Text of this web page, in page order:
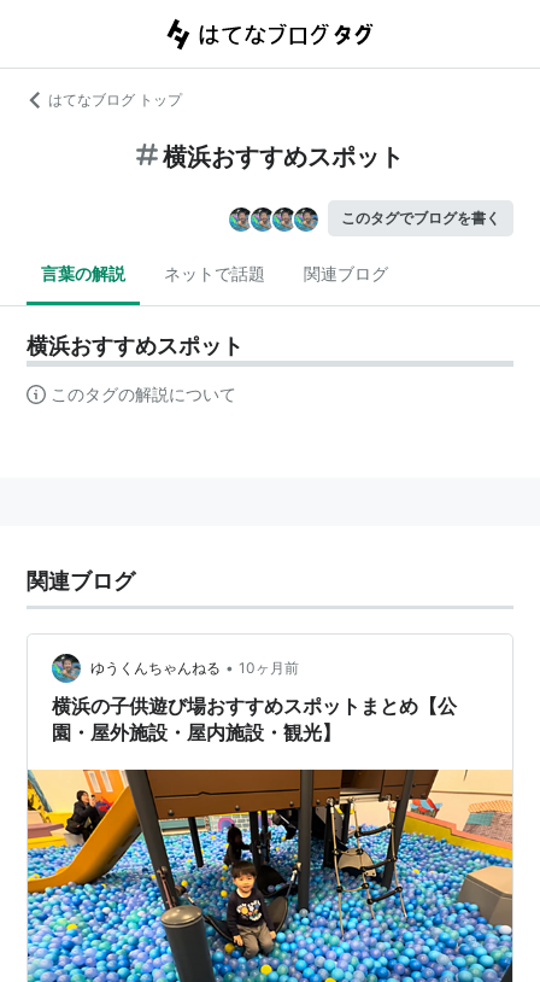
はてなブログ トップ
横浜おすすめスポット
このタグでブログを書く
言葉の解説 ネットで話題 関連ブログ
横浜おすすめスポット
このタグの解説について
関連ブログ
ゆうくんちゃんねる • 10ヶ月前
横浜の子供遊び場おすすめスポットまとめ【公
園・屋外施設・屋内施設・観光】